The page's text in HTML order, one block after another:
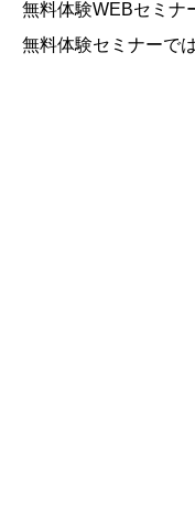
無料体験WEBセミナ
無料体験セミナーで